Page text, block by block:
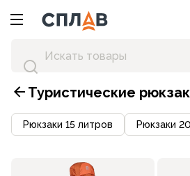
Туристические
Рюкзаки 15 литров Рюкзаки